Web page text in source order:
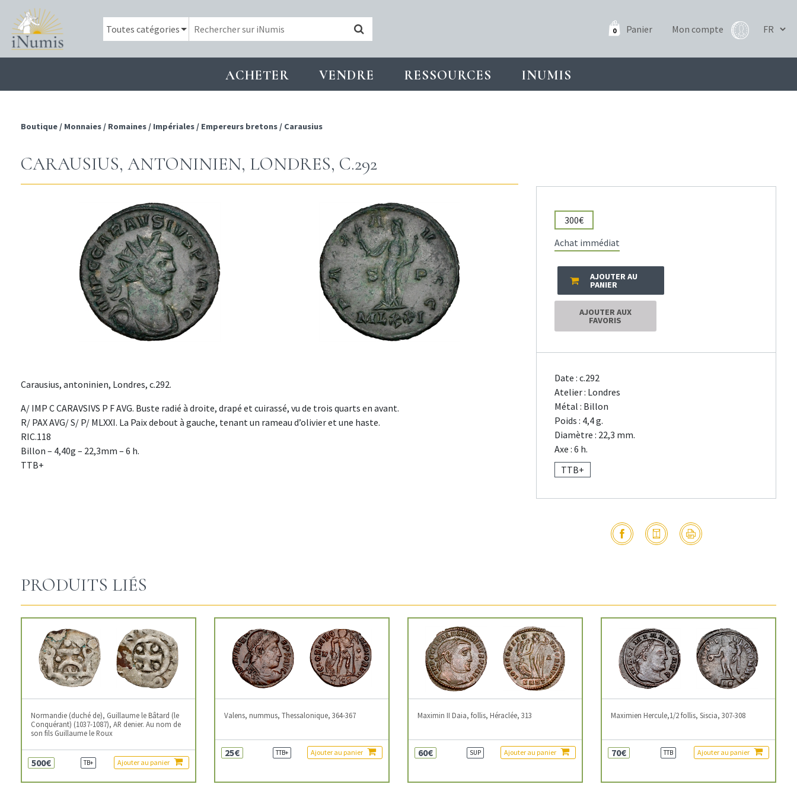
0 Panier Mon compte
ACHETER VENDRE RESSOURCES INUMIS
Boutique / Monnaies / Romaines / Impériales / Empereurs bretons / Carausius
CARAUSIUS, ANTONINIEN, LONDRES, C.292
Carausius, antoninien, Londres, c.292.
A/ IMP C CARAVSIVS P F AVG. Buste radié à droite, drapé et cuirassé, vu de trois quarts en avant.
R/ PAX AVG/ S/ P/ MLXXI. La Paix debout à gauche, tenant un rameau d’olivier et une haste.
RIC.118
Billon – 4,40g – 22,3mm – 6 h.
TTB+
300€
Achat immédiat
AJOUTER AU
PANIER
AJOUTER AUX
FAVORIS
Date : c.292
Atelier : Londres
Métal : Billon
Poids : 4,4 g.
Diamètre : 22,3 mm.
Axe : 6 h.
TTB+
PRODUITS LIÉS
Normandie (duché de), Guillaume le Bâtard (le
Conquérant) (1037-1087), AR denier. Au nom de
son fils Guillaume le Roux
500€ TB+ Ajouter au panier
Valens, nummus, Thessalonique, 364-367
25€ TTB+ Ajouter au panier
Maximin II Daia, follis, Héraclée, 313
60€ SUP Ajouter au panier
Maximien Hercule,1/2 follis, Siscia, 307-308
70€ TTB Ajouter au panier